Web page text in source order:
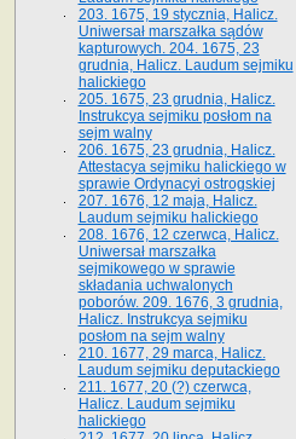
203. 1675, 19 stycznia, Halicz.
Uniwersał marszałka sądów
kapturowych. 204. 1675, 23
grudnia, Halicz. Laudum sejmiku
halickiego
205. 1675, 23 grudnia, Halicz.
Instrukcya sejmiku posłom na
sejm walny
206. 1675, 23 grudnia, Halicz.
Attestacya sejmiku halickiego w
sprawie Ordynacyi ostrogskiej
207. 1676, 12 maja, Halicz.
Laudum sejmiku halickiego
208. 1676, 12 czerwca, Halicz.
Uniwersał marszałka
sejmikowego w sprawie
składania uchwalonych
poborów. 209. 1676, 3 grudnia,
Halicz. Instrukcya sejmiku
posłom na sejm walny
210. 1677, 29 marca, Halicz.
Laudum sejmiku deputackiego
211. 1677, 20 (?) czerwca,
Halicz. Laudum sejmiku
halickiego